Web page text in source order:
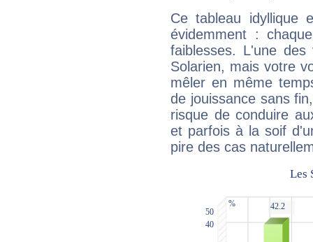
Ce tableau idyllique
évidemment :
faiblesses. L'une
Solarien, mais votre
mêler en même
de jouissance sans
risque de conduire
et parfois à la soif
pire des cas